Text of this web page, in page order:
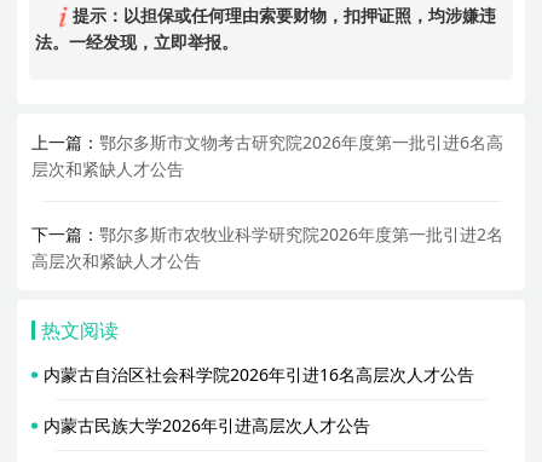
提示：以担保或任何理由索要财物，扣押证照，均涉嫌违
法。一经发现，立即举报。
上一篇：鄂尔多斯市文物考古研究院2026年度第一批引进6名高
层次和紧缺人才公告
下一篇：鄂尔多斯市农牧业科学研究院2026年度第一批引进2名
高层次和紧缺人才公告
热文阅读
内蒙古自治区社会科学院2026年引进16名高层次人才公告
内蒙古民族大学2026年引进高层次人才公告